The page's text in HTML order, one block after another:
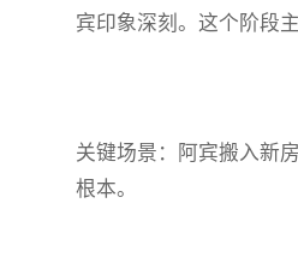
宾印象深刻。这个阶段
关键场景：阿宾搬入新
根本。